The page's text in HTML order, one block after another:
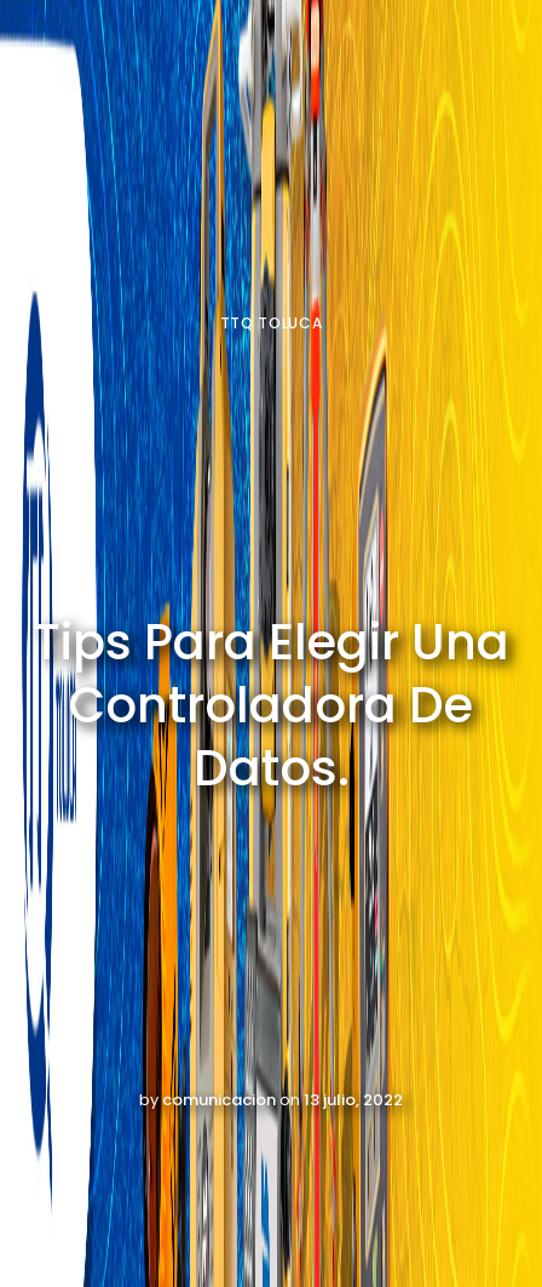
TTQ TOLUCA
Tips Para Elegir Una
Controladora De
Datos.
bycomunicacionon13 julio, 2022